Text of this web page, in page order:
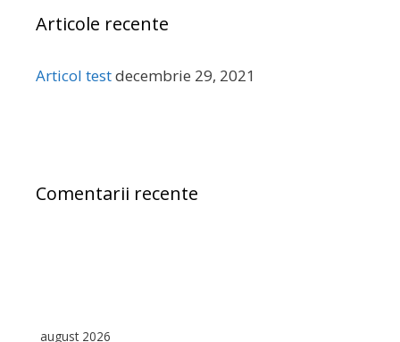
u
ă
Articole recente
Articol testdecembrie 29, 2021
Comentarii recente
august 2026